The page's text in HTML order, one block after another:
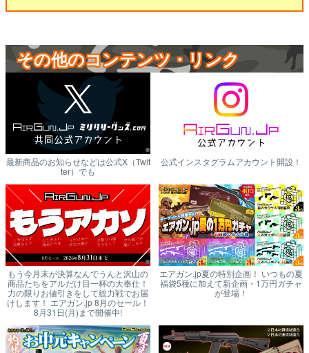
その他のコンテンツ・リンク
最新商品のお知らせなどは公式X（Twit
ter）でも
公式インスタグラムアカウント開設！
もう今月末が決算なんでうんと沢山の
商品たちをアルだけ目一杯の大奉仕！
力の限りお値引きをして総力戦でお届
けします！ エアガン.jp 8月のセール！
8月31日(月)まで開催中!
エアガン.jp夏の特別企画！ いつもの夏
福袋5種に加えて新企画・1万円ガチャ
が登場！